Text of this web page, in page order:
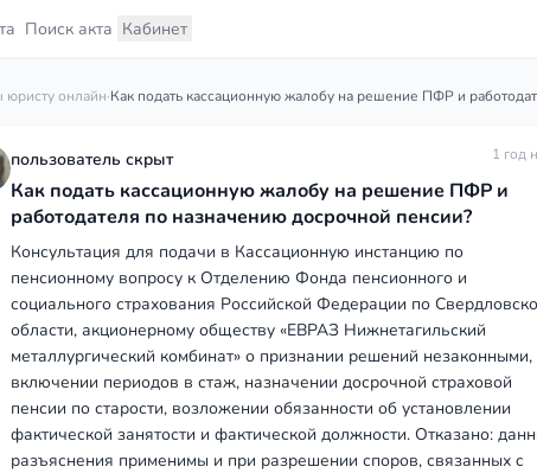
Поиск акта Кабинет
онлайн·
пользователь скрыт 1 год
Как подать кассационную жалобу на решение ПФР и
работодателя по назначению досрочной пенсии?
Консультация для подачи в Кассационную инстанцию по
пенсионному вопросу к Отделению Фонда пенсионного и
социального страхования Российской Федерации по
области, акционерному обществу «ЕВРАЗ Нижнетагильский
металлургический комбинат» о признании решений незаконными,
включении периодов в стаж, назначении досрочной страховой
пенсии по старости, возложении обязанности об установлении
фактической занятости и фактической должности. Отказано:
разъяснения применимы и при разрешении споров, связанных c